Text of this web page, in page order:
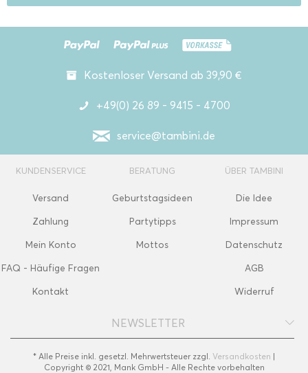
Kostenloser Versand ab 39,90 €
+49(0) 26 89 - 9415 - 4700
service@tambini.de
KUNDENSERVICE
Versand
Zahlung
Mein Konto
FAQ - Häufige Fragen
Kontakt
BERATUNG
Geburtstagsideen
Partytipps
Mottos
ÜBER TAMBINI
Die Idee
Impressum
Datenschutz
AGB
Widerruf
NEWSLETTER
* Alle Preise inkl. gesetzl. Mehrwertsteuer zzgl. Versandkosten |
Copyright © 2021, Mank GmbH - Alle Rechte vorbehalten